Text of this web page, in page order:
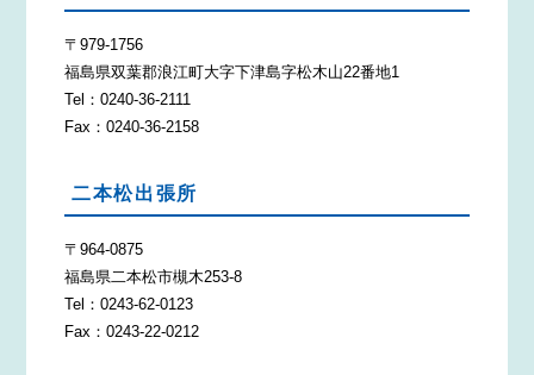
〒979-1756
福島県双葉郡浪江町大字下津島字松木山22番地1
Tel：0240-36-2111
Fax：0240-36-2158
二本松出張所
〒964-0875
福島県二本松市槻木253-8
Tel：0243-62-0123
Fax：0243-22-0212